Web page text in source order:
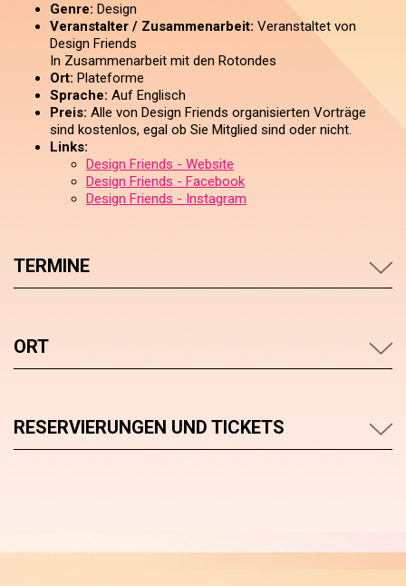
Genre: Design
Veranstalter / Zusammenarbeit: Veranstaltet von
Design Friends
In Zusammenarbeit mit den Rotondes
Ort: Plateforme
Sprache: Auf Englisch
Preis: Alle von Design Friends organisierten Vorträge
sind kostenlos, egal ob Sie Mitglied sind oder nicht.
Links:
Design Friends - Website
Design Friends - Facebook
Design Friends - Instagram
TERMINE
ORT
RESERVIERUNGEN UND TICKETS